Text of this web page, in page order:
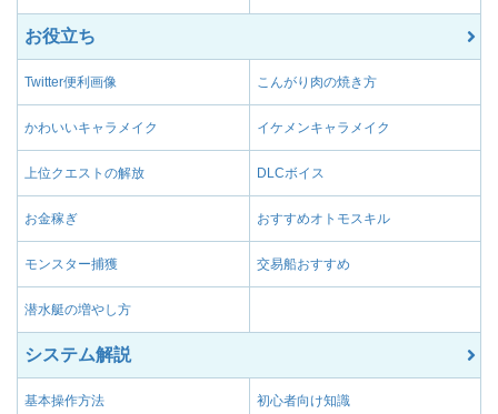
お役立ち
Twitter便利画像 こんがり肉の焼き方
かわいいキャラメイク イケメンキャラメイク
上位クエストの解放 DLCボイス
お金稼ぎ おすすめオトモスキル
モンスター捕獲 交易船おすすめ
潜水艇の増やし方
システム解説
基本操作方法 初心者向け知識